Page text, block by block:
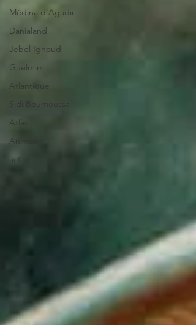
Médina d'Agadir
Danialand
Jebel Ighoud
Guelmim
Atlantique
Sidi Boumoussa
Atlas
Animaux
act